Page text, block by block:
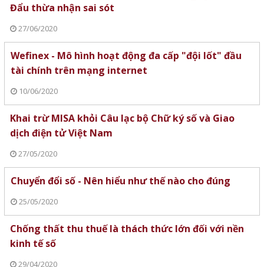
Đẩu thừa nhận sai sót
27/06/2020
Wefinex - Mô hình hoạt động đa cấp "đội lốt" đầu
tài chính trên mạng internet
10/06/2020
Khai trừ MISA khỏi Câu lạc bộ Chữ ký số và Giao
dịch điện tử Việt Nam
27/05/2020
Chuyển đổi số - Nên hiểu như thế nào cho đúng
25/05/2020
Chống thất thu thuế là thách thức lớn đối với nền
kinh tế số
29/04/2020